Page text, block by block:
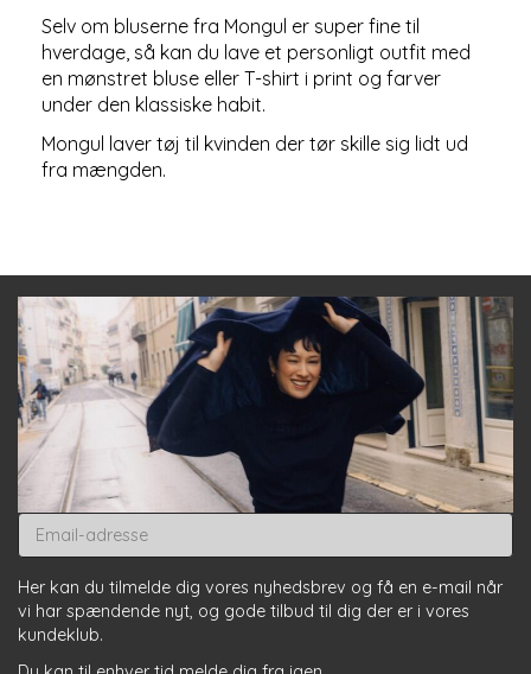
Selv om bluserne fra Mongul er super fine til
hverdage, så kan du lave et personligt outfit med
en mønstret bluse eller T-shirt i print og farver
under den klassiske habit.
Mongul laver tøj til kvinden der tør skille sig lidt ud
fra mængden.
Email-
adresse
Her kan du tilmelde dig vores nyhedsbrev og få en e-mail når
vi har spændende nyt, og gode tilbud til dig der er i vores
kundeklub.